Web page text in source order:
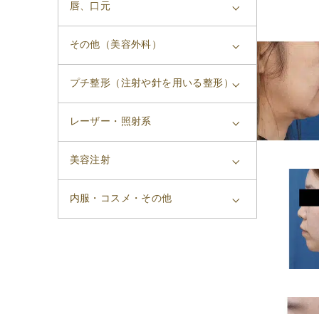
唇、口元
その他（美容外科）
プチ整形（注射や針を用いる整形）
レーザー・照射系
美容注射
内服・コスメ・その他